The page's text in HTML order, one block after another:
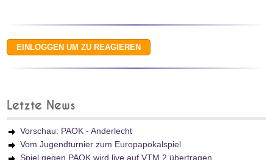
Letzte News
Vorschau: PAOK - Anderlecht
Vom Jugendturnier zum Europapokalspiel
Spiel gegen PAOK wird live auf VTM 2 übertragen